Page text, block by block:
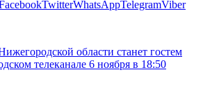
TwitterWhatsAppTelegramViber
области станет гостем
телеканале 6 ноября в 18:50